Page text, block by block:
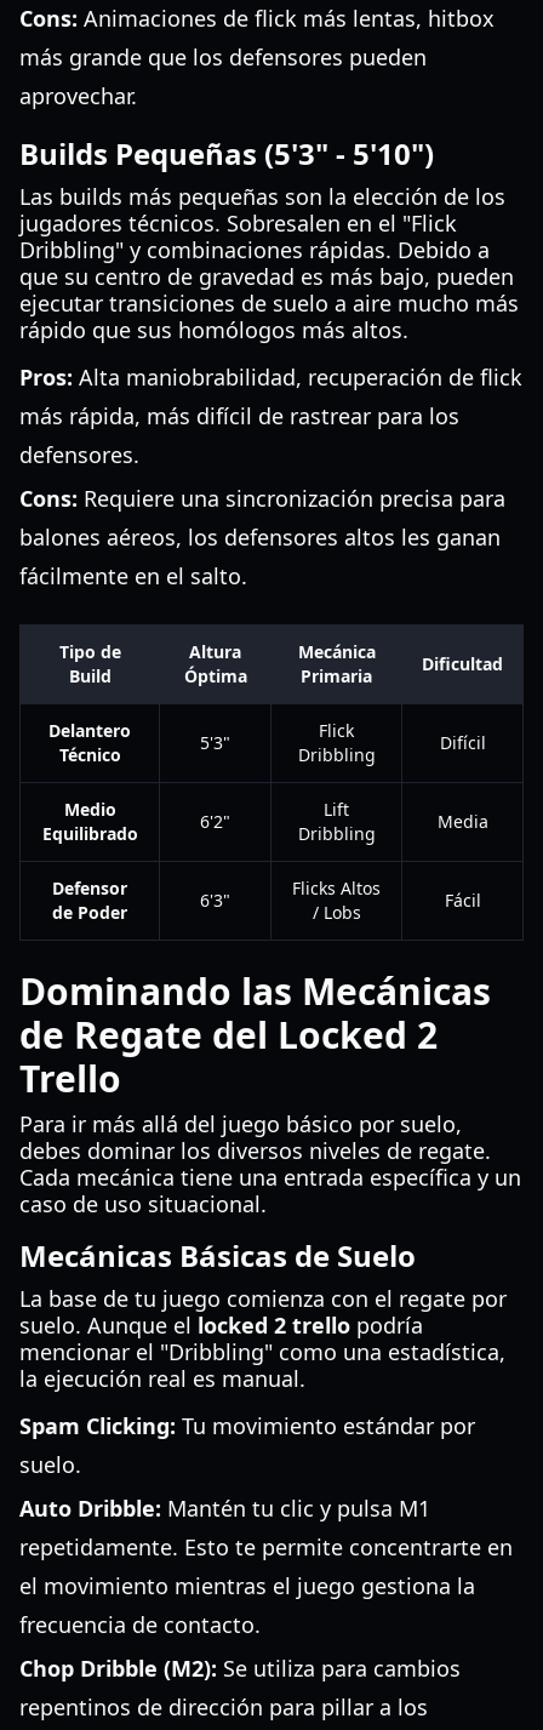
Cons: Animaciones de flick más lentas, hitbox
más grande que los defensores pueden
aprovechar.
Builds Pequeñas (5'3" - 5'10")
Las builds más pequeñas son la elección de los
jugadores técnicos. Sobresalen en el "Flick
Dribbling" y combinaciones rápidas. Debido a
que su centro de gravedad es más bajo, pueden
ejecutar transiciones de suelo a aire mucho más
rápido que sus homólogos más altos.
Pros: Alta maniobrabilidad, recuperación de flick
más rápida, más difícil de rastrear para los
defensores.
Cons: Requiere una sincronización precisa para
balones aéreos, los defensores altos les ganan
fácilmente en el salto.
Tipo de
Build
Altura
Óptima
Mecánica
Primaria
Dificultad
Delantero
Técnico
5'3"
Flick
Dribbling
Difícil
Medio
Equilibrado
6'2"
Lift
Dribbling
Media
Defensor
de Poder
6'3"
Flicks Altos
/ Lobs
Fácil
Dominando las Mecánicas
de Regate del Locked 2
Trello
Para ir más allá del juego básico por suelo,
debes dominar los diversos niveles de regate.
Cada mecánica tiene una entrada específica y un
caso de uso situacional.
Mecánicas Básicas de Suelo
La base de tu juego comienza con el regate por
suelo. Aunque el locked 2 trello podría
mencionar el "Dribbling" como una estadística,
la ejecución real es manual.
Spam Clicking: Tu movimiento estándar por
suelo.
Auto Dribble: Mantén tu clic y pulsa M1
repetidamente. Esto te permite concentrarte en
el movimiento mientras el juego gestiona la
frecuencia de contacto.
Chop Dribble (M2): Se utiliza para cambios
repentinos de dirección para pillar a los